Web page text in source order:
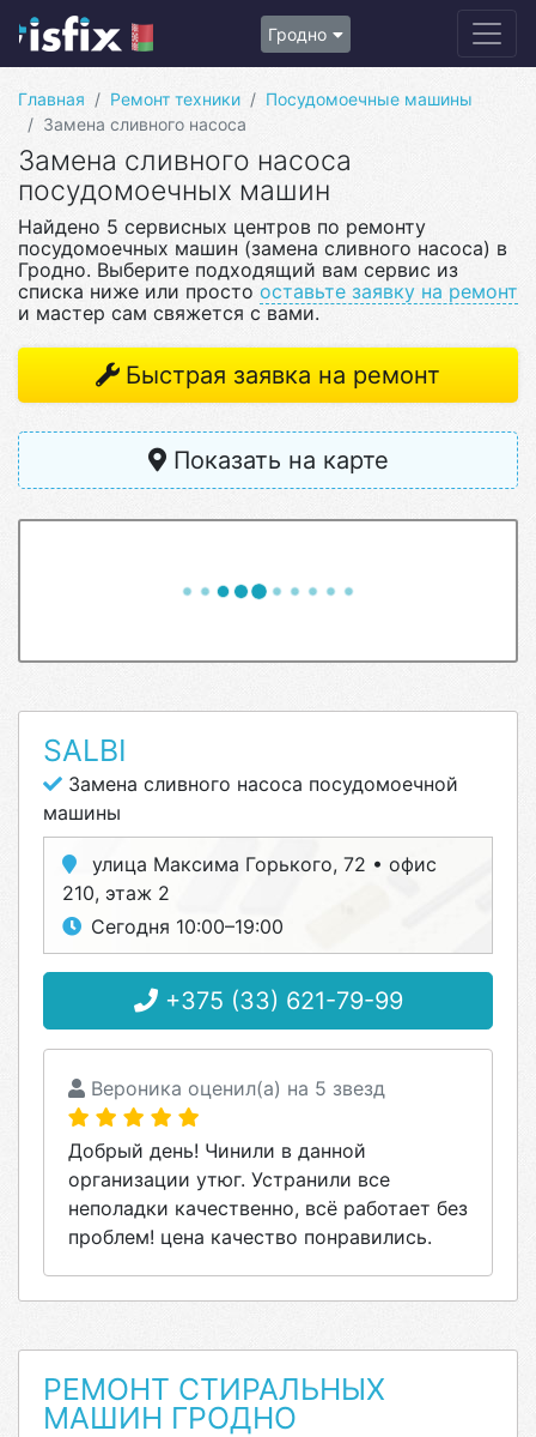
Гродно
Главная Ремонт техники
Посудомоечные машины
Замена сливного насоса
Замена сливного насоса
посудомоечных машин
Найдено 5 сервисных центров по ремонту
посудомоечных машин (замена сливного насоса) в
Гродно. Выберите подходящий вам сервис из
списка ниже или просто оставьте заявку на ремонт
и мастер сам свяжется с вами.
Быстрая заявка на ремонт
Показать на карте
SALBI
Замена сливного насоса посудомоечной
машины
улица Максима Горького, 72 • офис
210, этаж 2
Сегодня 10:00–19:00
+375 (33) 621-79-99
Вероника оценил(а) на 5 звезд
Добрый день! Чинили в данной
организации утюг. Устранили все
неполадки качественно, всё работает без
проблем! цена качество понравились.
РЕМОНТ СТИРАЛЬНЫХ
МАШИН ГРОДНО